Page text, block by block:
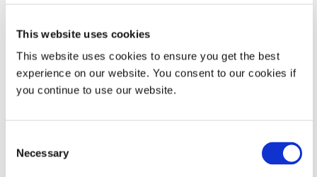
This website uses cookies
This website uses cookies to ensure you get the best
experience on our website. You consent to our cookies if
you continue to use our website.
Selection
Necessary
欧洲工厂的扩建对威斯巴登作为商业中心而言是一个强有
力的信号。我们很自豪像戴麦克斯这样具有创新精神的全
球性公司继续投资于我们这座城市，在制造业创造高价值
就业机会，并增强我们地区的经济实力。这一发展凸显了
威斯巴登作为先进制造业和技术中心的吸引力。”
建完成。从左至右：Bernhard Sürth（Dymax Europe总经
理）、Gert-Uwe Mende（威斯巴登市长）、Greg